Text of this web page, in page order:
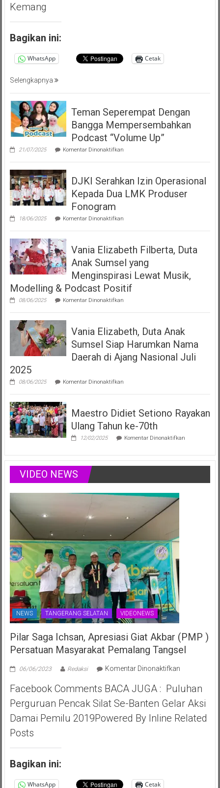
Kemang
Bagikan ini:
WhatsApp Cetak
Selengkapnya
Teman Seperempat Dengan
Bangga Mempersembahkan
Podcast “Volume Up”
21/07/2025 Komentar Dinonaktifkanpada
Seperempat
Bangga
Mempersembahkan
Podcast
DJKI Serahkan Izin Operasional
Kepada Dua LMK Produser
Fonogram
18/06/2025 Komentar Dinonaktifkanpada
Serahkan
Operasional
Kepada
Dua
LMK
Produser
Fonogram
Vania Elizabeth Filberta, Duta
Anak Sumsel yang
Menginspirasi Lewat Musik,
Modelling & Podcast Positif
08/06/2025 Komentar Dinonaktifkanpada
Elizabeth
Duta
Anak
Sumsel
Menginspirasi
Modelling
Positif
Vania Elizabeth, Duta Anak
Sumsel Siap Harumkan Nama
Daerah di Ajang Nasional Juli
2025
08/06/2025 Komentar Dinonaktifkanpada
Elizabeth,
Anak
Sumsel
Siap
Harumkan
Ajang
Juli
Maestro Didiet Setiono Rayakan
Ulang Tahun ke-70th
12/02/2025 Komentar Dinonaktifkanpada
Setiono
Rayakan
Tahun
VIDEO NEWS
NEWS TANGERANG SELATAN VIDEONEWS
Pilar Saga Ichsan, Apresiasi Giat Akbar (PMP )
Persatuan Masyarakat Pemalang Tangsel
06/06/2023 Redaksi Komentar Dinonaktifkanpada
Saga
Ichsan,
Apresiasi
Giat
Facebook Comments BACA JUGA : Puluhan
Perguruan Pencak Silat Se-Banten Gelar Aksi
Damai Pemilu 2019Powered By Inline Related
Posts
Bagikan ini:
WhatsApp Cetak